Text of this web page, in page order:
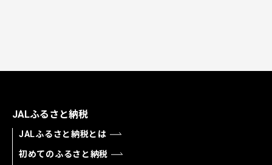
JALふるさと納税
JALふるさと納税とは
初めてのふるさと納税